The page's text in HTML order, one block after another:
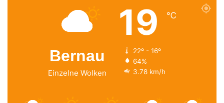
Bernau
Einzelne Wolken
19 ℃
22º - 16º
64%
3.78 km/h